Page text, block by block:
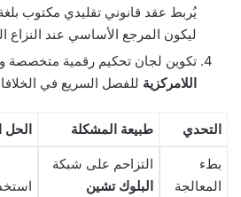
يُربط عقد قانوني تقليدي مكتوب
ليكون المرجع الأساسي عند النزاع
تكوين لجان تحكيم رقمية متخصصة
اللامركزية للفصل السريع في
التحدي طبيعة المشكلة الحل
بطء
المعالجة
التزاحم على شبكة
البلوك تشين